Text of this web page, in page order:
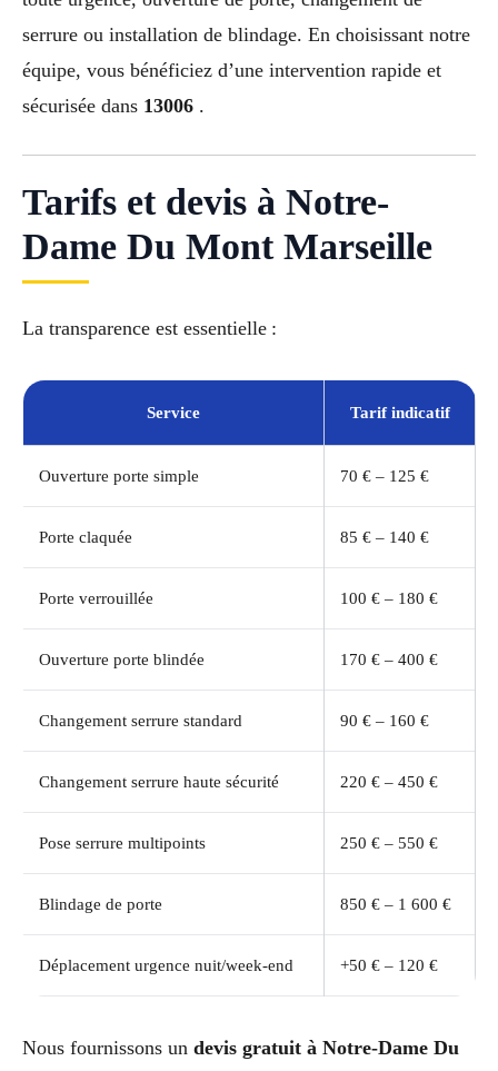
serrure ou installation de blindage. En choisissant notre
équipe, vous bénéficiez d’une intervention rapide et
sécurisée dans 13006 .
Tarifs et devis à Notre-
Dame Du Mont Marseille
La transparence est essentielle :
Service Tarif indicatif
Ouverture porte simple 70 € – 125 €
Porte claquée 85 € – 140 €
Porte verrouillée 100 € – 180 €
Ouverture porte blindée 170 € – 400 €
Changement serrure standard 90 € – 160 €
Changement serrure haute sécurité 220 € – 450 €
Pose serrure multipoints 250 € – 550 €
Blindage de porte 850 € – 1 600 €
Déplacement urgence nuit/week-end +50 € – 120 €
Nous fournissons un devis gratuit à Notre-Dame Du